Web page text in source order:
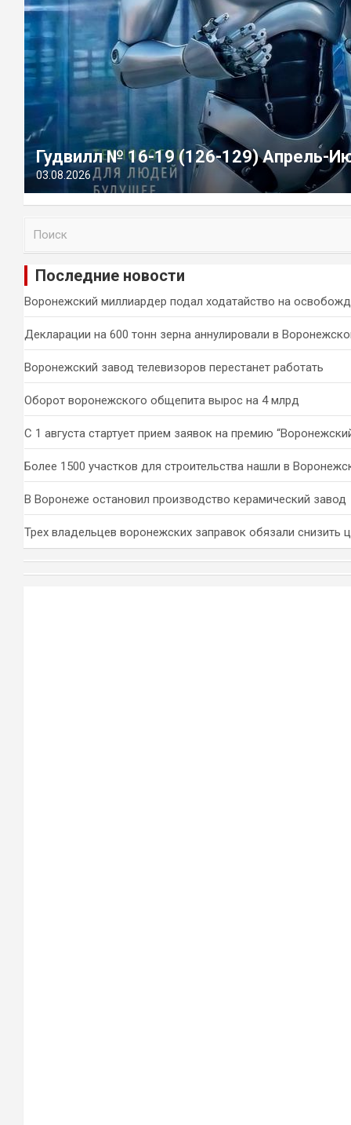
Гудвилл № 16-19 (126-129) Апрель-
03.08.2026
и
Последние новости
Воронежский миллиардер подал ходатайство на
Декларации на 600 тонн зерна аннулировали в
Воронежский завод телевизоров перестанет работать
Оборот воронежского общепита вырос на 4 млрд
С 1 августа стартует прием заявок на премию
Более 1500 участков для строительства нашли в
В Воронеже остановил производство керамический завод
Трех владельцев воронежских заправок обязали снизить